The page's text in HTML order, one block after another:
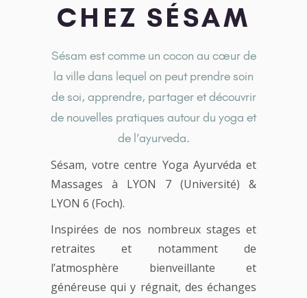
CHEZ SÉSAM
Sésam est comme un cocon au cœur de
la ville dans lequel on peut prendre soin
de soi, apprendre, partager et découvrir
de nouvelles pratiques autour du yoga et
de l’ayurveda.
Sésam, votre centre Yoga Ayurvéda et
Massages à LYON 7 (Université) &
LYON 6 (Foch).
Inspirées de nos nombreux stages et
retraites et notamment de
l’atmosphère bienveillante et
généreuse qui y régnait, des échanges